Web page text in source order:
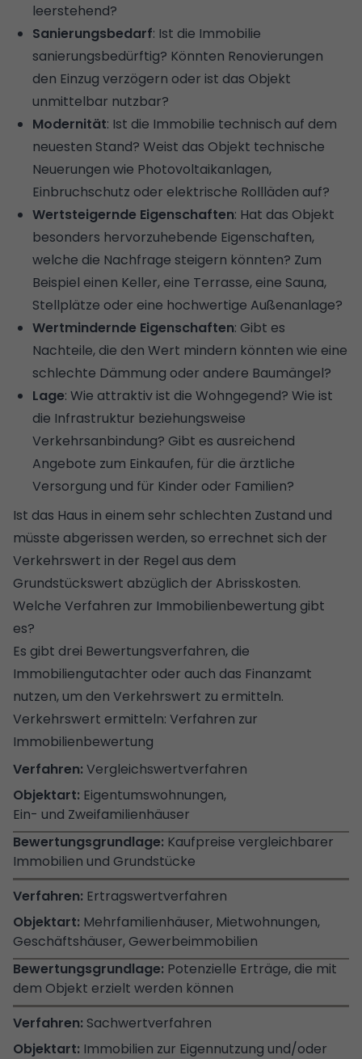
leerstehend?
Sanierungsbedarf: Ist die Immobilie
sanierungsbedürftig? Könnten Renovierungen
den Einzug verzögern oder ist das Objekt
unmittelbar nutzbar?
Modernität: Ist die Immobilie technisch auf dem
neuesten Stand? Weist das Objekt technische
Neuerungen wie Photovoltaikanlagen,
Einbruchschutz oder elektrische Rollläden auf?
Wertsteigernde Eigenschaften: Hat das Objekt
besonders hervorzuhebende Eigenschaften,
welche die Nachfrage steigern könnten? Zum
Beispiel einen Keller, eine Terrasse, eine Sauna,
Stellplätze oder eine hochwertige Außenanlage?
Wertmindernde Eigenschaften: Gibt es
Nachteile, die den Wert mindern könnten wie eine
schlechte Dämmung oder andere Baumängel?
Lage: Wie attraktiv ist die Wohngegend? Wie ist
die Infrastruktur beziehungsweise
Verkehrsanbindung? Gibt es ausreichend
Angebote zum Einkaufen, für die ärztliche
Versorgung und für Kinder oder Familien?
Ist das Haus in einem sehr schlechten Zustand und
müsste abgerissen werden, so errechnet sich der
Verkehrswert in der Regel aus dem
Grundstückswert abzüglich der Abrisskosten.
Welche Verfahren zur Immobilienbewertung gibt
es?
Es gibt drei Bewertungsverfahren, die
Immobiliengutachter oder auch das Finanzamt
nutzen, um den Verkehrswert zu ermitteln.
Verkehrswert ermitteln: Verfahren zur
Immobilienbewertung
Vergleichswertverfahren
Eigentumswohnungen,
Ein- und Zweifamilienhäuser
Kaufpreise vergleichbarer
Immobilien und Grundstücke
Ertragswertverfahren
Mehrfamilienhäuser, Mietwohnungen,
Geschäftshäuser, Gewerbeimmobilien
Potenzielle Erträge, die mit
dem Objekt erzielt werden können
Sachwertverfahren
Immobilien zur Eigennutzung und/oder